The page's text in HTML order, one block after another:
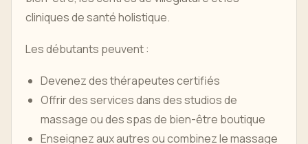
cliniques de santé holistique.
Les débutants peuvent :
Devenez des thérapeutes certifiés
Offrir des services dans des studios de
massage ou des spas de bien-être boutique
Enseignez aux autres ou combinez le massage